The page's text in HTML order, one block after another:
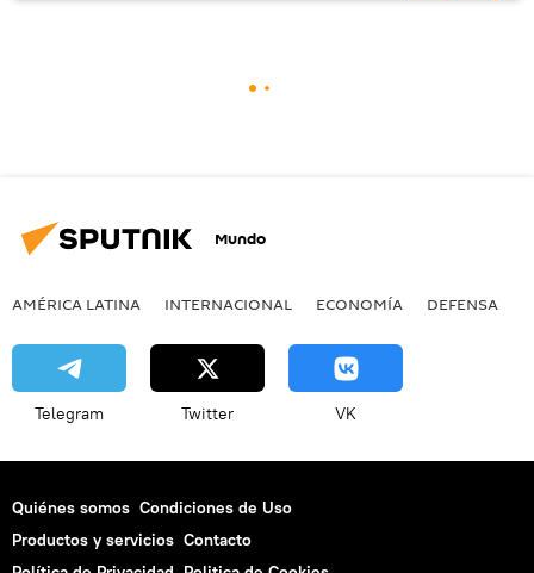
Mundo
AMÉRICA LATINA INTERNACIONAL ECONOMÍA DEFENSA
Telegram Twitter VK
Quiénes somos Condiciones de Uso
Productos y servicios Contacto